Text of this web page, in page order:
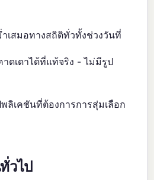
เสมอทางสถิติทั่วทั้งช่วงวันที่
ดเดาได้ที่แท้จริง - ไม่มีรูป
ลิเคชันที่ต้องการการสุ่มเลือก
วไป